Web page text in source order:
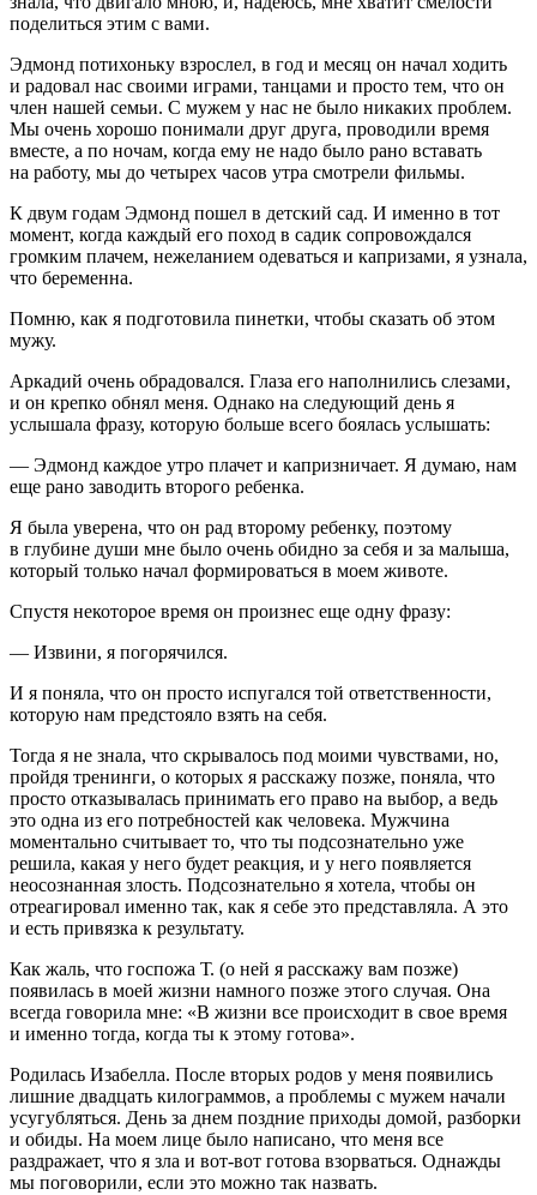
поделиться этим с вами.
Эдмонд потихоньку взрослел, в год и месяц он начал ходить
и радовал нас своими играми, танцами и просто тем, что он
член нашей семьи. С мужем у нас не было никаких проблем.
Мы очень хорошо понимали друг друга, проводили время
вместе, а по ночам, когда ему не надо было рано вставать
на работу, мы до четырех часов утра смотрели фильмы.
К двум годам Эдмонд пошел в детский сад. И именно в тот
момент, когда каждый его поход в садик сопровождался
громким плачем, нежеланием одеваться и капризами, я узнала,
что беременна.
Помню, как я подготовила пинетки, чтобы сказать об этом
мужу.
Аркадий очень обрадовался. Глаза его наполнились слезами,
и он крепко обнял меня. Однако на следующий день я
услышала фразу, которую больше всего боялась услышать:
— Эдмонд каждое утро плачет и капризничает. Я думаю, нам
еще рано заводить второго ребенка.
Я была уверена, что он рад второму ребенку, поэтому
в глубине души мне было очень обидно за себя и за малыша,
который только начал формироваться в моем животе.
Спустя некоторое время он произнес еще одну фразу:
— Извини, я погорячился.
И я поняла, что он просто испугался той ответственности,
которую нам предстояло взять на себя.
Тогда я не знала, что скрывалось под моими чувствами, но,
пройдя тренинги, о которых я расскажу позже, поняла, что
просто отказывалась принимать его право на выбор, а ведь
это одна из его потребностей как человека. Мужчина
моментально считывает то, что ты подсознательно уже
решила, какая у него будет реакция, и у него появляется
неосознанная злость. Подсознательно я хотела, чтобы он
отреагировал именно так, как я себе это представляла. А это
и есть привязка к результату.
Как жаль, что госпожа Т. (о ней я расскажу вам позже)
появилась в моей жизни намного позже этого случая. Она
всегда говорила мне: «В жизни все происходит в свое время
и именно тогда, когда ты к этому готова».
Родилась Изабелла. После вторых родов у меня появились
лишние двадцать килограммов, а проблемы с мужем начали
усугубляться. День за днем поздние приходы домой, разборки
и обиды. На моем лице было написано, что меня все
раздражает, что я зла и вот-вот готова взорваться. Однажды
мы поговорили, если это можно так назвать.